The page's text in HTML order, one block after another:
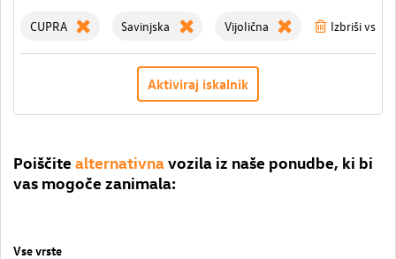
CUPRA Savinjska Vijolična Izbriši vse
Aktiviraj iskalnik
Poiščite alternativnavozila iz naše ponudbe, ki bi
vas mogoče zanimala:
Vse vrste